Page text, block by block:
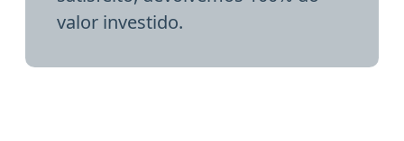
valor investido.